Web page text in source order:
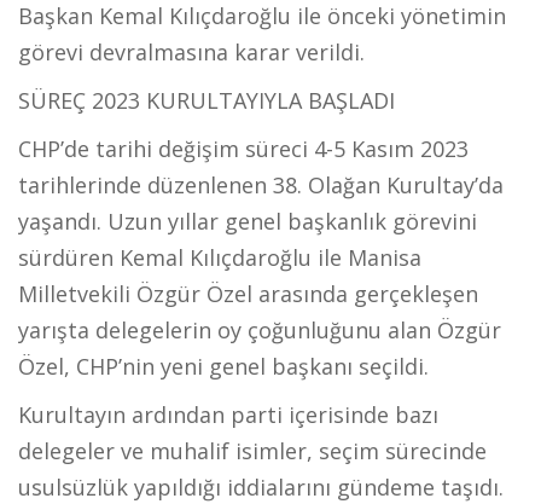
Başkan Kemal Kılıçdaroğlu ile önceki yönetimin
görevi devralmasına karar verildi.
SÜREÇ 2023 KURULTAYIYLA BAŞLADI
CHP’de tarihi değişim süreci 4-5 Kasım 2023
tarihlerinde düzenlenen 38. Olağan Kurultay’da
yaşandı. Uzun yıllar genel başkanlık görevini
sürdüren Kemal Kılıçdaroğlu ile Manisa
Milletvekili Özgür Özel arasında gerçekleşen
yarışta delegelerin oy çoğunluğunu alan Özgür
Özel, CHP’nin yeni genel başkanı seçildi.
Kurultayın ardından parti içerisinde bazı
delegeler ve muhalif isimler, seçim sürecinde
usulsüzlük yapıldığı iddialarını gündeme taşıdı.